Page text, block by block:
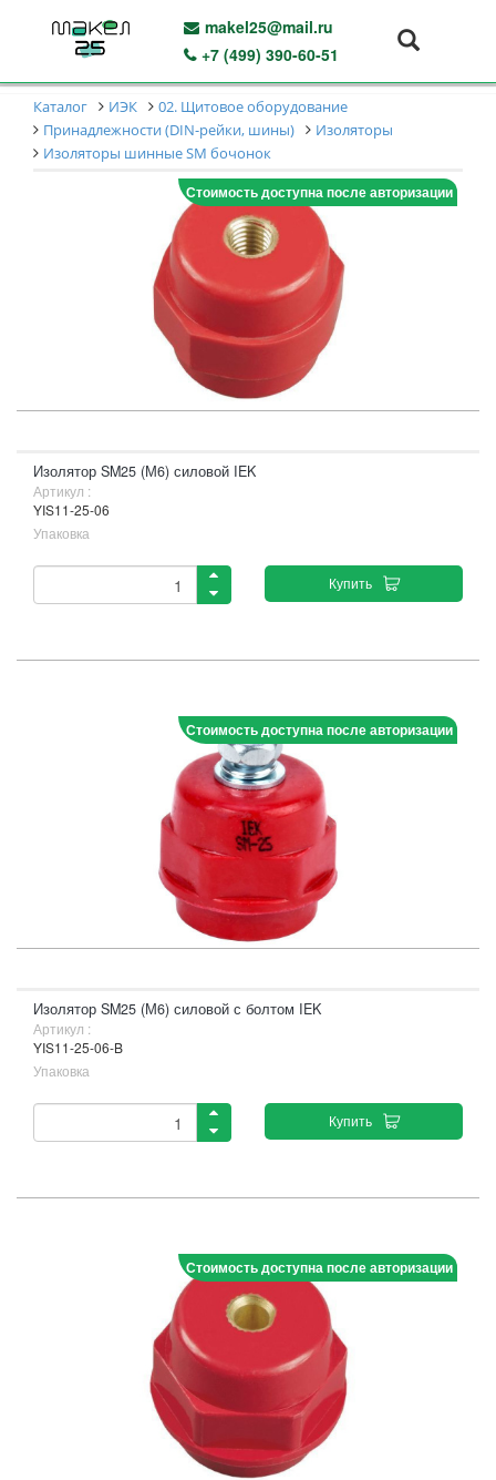
makel25@mail.ru
+7 (499) 390-60-51
Каталог ИЭК
02. Щитовое оборудование
Принадлежности (DIN-рейки, шины)
Изоляторы
Изоляторы шинные SM бочонок
Стоимость доступна после авторизации
Изолятор SM25 (М6) силовой IEK
Артикул :
YIS11-25-06
Упаковка
Купить
Стоимость доступна после авторизации
Изолятор SM25 (М6) силовой с болтом IEK
Артикул :
YIS11-25-06-B
Упаковка
Купить
Стоимость доступна после авторизации